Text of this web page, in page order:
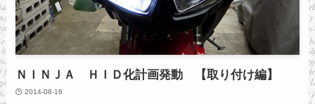
ＮＩＮＪＡ ＨＩＤ化計画発動 【取り付け編】
2014-08-16